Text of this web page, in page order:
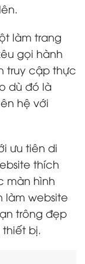
làm trang
gọi hành
truy cập thực
dù đó là
hệ với
ưu tiên di
thích
màn hình
làm website
trông đẹp
bị.